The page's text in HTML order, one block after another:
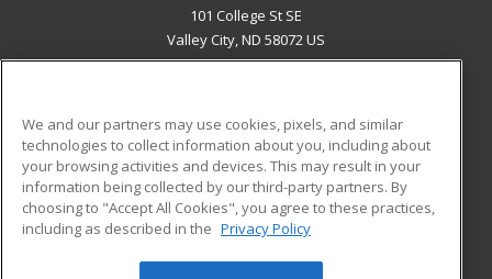
101 College St SE
Valley City, ND 58072 US
ADDITIONAL RESOURCES
Military
Financial Assistance
Help
Student Blog
We and our partners may use cookies, pixels, and similar
technologies to collect information about you, including about
your browsing activities and devices. This may result in your
information being collected by our third-party partners. By
choosing to "Accept All Cookies", you agree to these practices,
including as described in the Privacy Policy